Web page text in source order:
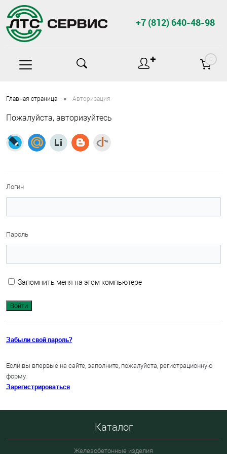
+7 (812) 640-48-98
✚ 0
Главная страница • Авторизация
Пожалуйста, авторизуйтесь
Логин
Пароль
Запомнить меня на этом компьютере
Забыли свой пароль?
Если вы впервые на сайте, заполните, пожалуйста, регистрационную
форму.
Зарегистрироваться
Каталог
Железобетонные изделия